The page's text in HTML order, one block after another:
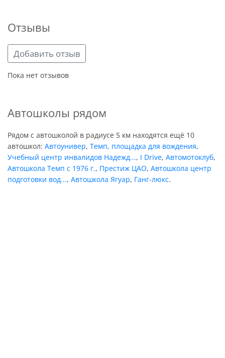
Отзывы
Добавить отзыв
Пока нет отзывов
Автошколы рядом
Рядом с автошколой в радиусе 5 км находятся ещё 10
автошкол: Автоунивер, Темп, площадка для вождения,
Учебный центр инвалидов Надежд..., I Drive, Автомотоклуб,
Автошкола Темп с 1976 г., Престиж ЦАО, Автошкола центр
подготовки вод..., Автошкола Ягуар, Ганг-люкс.